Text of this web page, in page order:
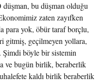
bu düşman olduğu
zaten zayıfken
para yok, öbür taraf borçlu,
gitmiş, geçilmeyen yollara,
Şimdi böyle bir sistemin
ve bugün birlik, beraberlik
kaldı birlik beraberlik